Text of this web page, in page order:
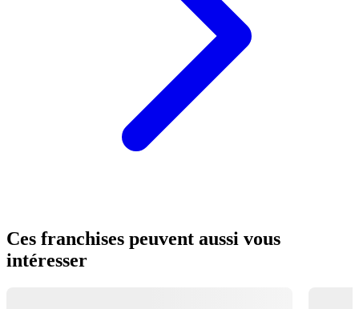
Ces franchises peuvent aussi vous
intéresser